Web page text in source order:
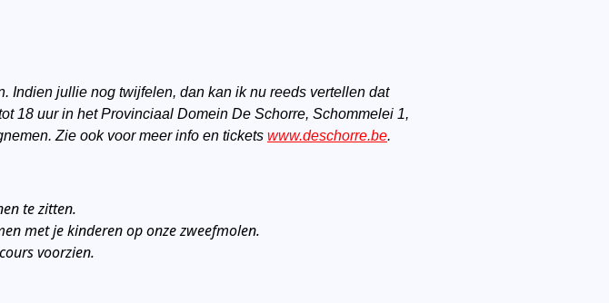
Indien jullie nog twijfelen, dan kan ik nu reeds vertellen dat
18 uur in het Provinciaal Domein De Schorre, Schommelei 1,
Zie ook voor meer info en tickets www.deschorre.be.
te zitten.
met je kinderen op onze zweefmolen.
voorzien.